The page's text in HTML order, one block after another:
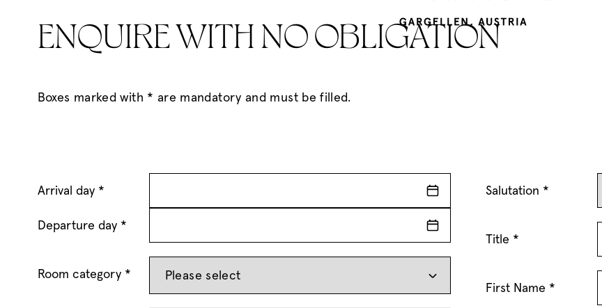
ENQUIRE WITH NO OBLIGATION
Boxes marked with * are mandatory and must be filled.
Arrival day *
Departure day *
Room category *
Salutation *
Title *
First Name *